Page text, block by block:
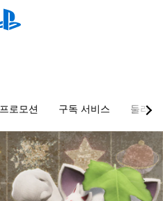
프로모션 구독 서비스 둘러보